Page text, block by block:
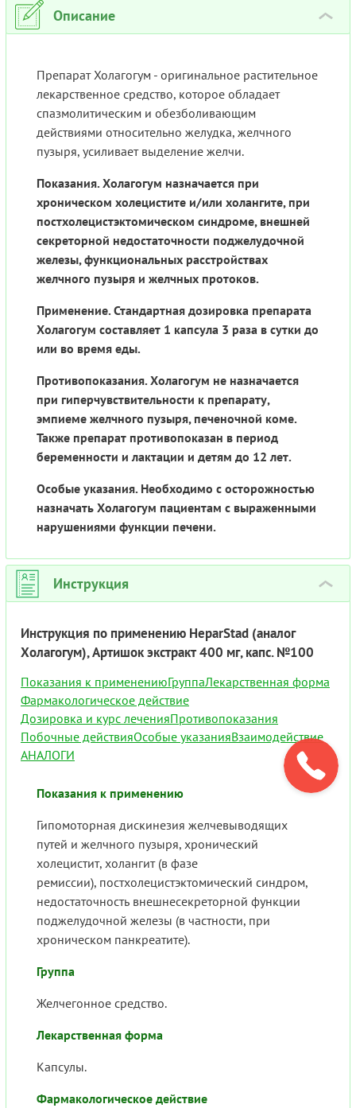
Описание ›
Препарат Холагогум - оригинальное растительное
лекарственное средство, которое обладает
спазмолитическим и обезболивающим
действиями относительно желудка, желчного
пузыря, усиливает выделение желчи.
Показания. Холагогум назначается при
хроническом холецистите и/или холангите, при
постхолецистэктомическом синдроме, внешней
секреторной недостаточности поджелудочной
железы, функциональных расстройствах
желчного пузыря и желчных протоков.
Применение. Стандартная дозировка препарата
Холагогум составляет 1 капсула 3 раза в сутки до
или во время еды.
Противопоказания. Холагогум не назначается
при гиперчувствительности к препарату,
эмпиеме желчного пузыря, печеночной коме.
Также препарат противопоказан в период
беременности и лактации и детям до 12 лет.
Особые указания. Необходимо с осторожностью
назначать Холагогум пациентам с выраженными
нарушениями функции печени.
Инструкция ›
Инструкция по применению HeparStad (аналог
Холагогум), Артишок экстракт 400 мг, капс. №100
Показания к применениюГруппаЛекарственная форма
Фармакологическое действие
Дозировка и курс леченияПротивопоказания
Побочные действияОсобые указанияВзаимодействие
АНАЛОГИ
Показания к применению
Гипомоторная дискинезия желчевыводящих
путей и желчного пузыря, хронический
холецистит, холангит (в фазе
ремиссии), постхолецистэктомический синдром,
недостаточность внешнесекреторной функции
поджелудочной железы (в частности, при
хроническом панкреатите).
Группа
Желчегонное средство.
Лекарственная форма
Капсулы.
Фармакологическое действие